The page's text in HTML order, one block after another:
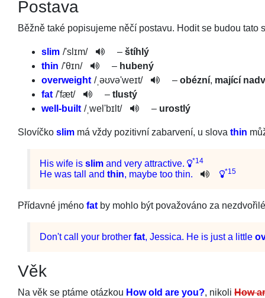
Postava
Běžně také popisujeme něčí postavu. Hodit se budou tato
slim /'slɪm/ – štíhlý
thin /'θɪn/ – hubený
overweight /ˌəʊvə'weɪ­t/ – obézní, mající
fat /'fæt/ – tlustý
well-built /ˌwel'bɪlt/­ – urostlý
Slovíčko slim má vždy pozitivní zabarvení, u slova thin
His wife is slim and very attractive. *14
He was tall and thin, maybe too thin. *15
Přídavné jméno fat by mohlo být považováno za
Don't call your brother fat, Jessica. He is just a little
Věk
Na věk se ptáme otázkou How old are you?, nikoli How